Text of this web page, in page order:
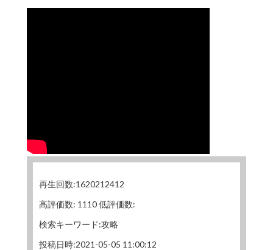
再生回数:1620212412
高評価数: 1110 低評価数:
検索キーワード:攻略
投稿日時:2021-05-05 11:00:12